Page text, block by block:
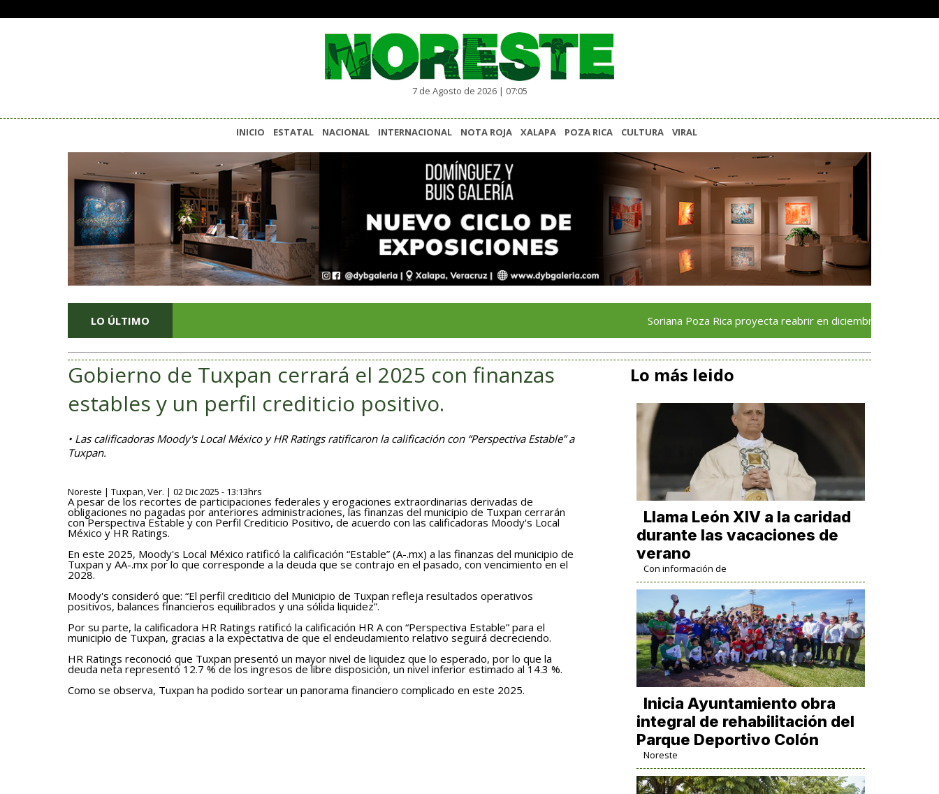
7 de Agosto de 2026 | 07:05
INICIO ESTATAL NACIONAL INTERNACIONAL NOTA ROJA XALAPA POZA RICA CULTURA VIRAL
LO ÚLTIMO Soriana Poza Rica proyecta reabrir en diciembre tras avance del 70
Gobierno de Tuxpan cerrará el 2025 con finanzas
estables y un perfil crediticio positivo.
• Las calificadoras Moody's Local México y HR Ratings ratificaron la calificación con “Perspectiva Estable” a
Tuxpan.
Noreste | Tuxpan, Ver. | 02 Dic 2025 - 13:13hrs
A pesar de los recortes de participaciones federales y erogaciones extraordinarias derivadas de
obligaciones no pagadas por anteriores administraciones, las finanzas del municipio de Tuxpan cerrarán
con Perspectiva Estable y con Perfil Crediticio Positivo, de acuerdo con las calificadoras Moody's Local
México y HR Ratings.
En este 2025, Moody's Local México ratificó la calificación “Estable” (A-.mx) a las finanzas del municipio de
Tuxpan y AA-.mx por lo que corresponde a la deuda que se contrajo en el pasado, con vencimiento en el
2028.
Moody's consideró que: “El perfil crediticio del Municipio de Tuxpan refleja resultados operativos
positivos, balances financieros equilibrados y una sólida liquidez”.
Por su parte, la calificadora HR Ratings ratificó la calificación HR A con “Perspectiva Estable” para el
municipio de Tuxpan, gracias a la expectativa de que el endeudamiento relativo seguirá decreciendo.
HR Ratings reconoció que Tuxpan presentó un mayor nivel de liquidez que lo esperado, por lo que la
deuda neta representó 12.7 % de los ingresos de libre disposición, un nivel inferior estimado al 14.3 %.
Como se observa, Tuxpan ha podido sortear un panorama financiero complicado en este 2025.
Lo más leido
Llama León XIV a la caridad
durante las vacaciones de
verano
Con información de
Inicia Ayuntamiento obra
integral de rehabilitación del
Parque Deportivo Colón
Noreste